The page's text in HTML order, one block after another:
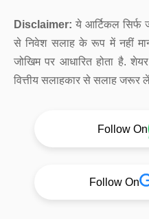
Disclaimer: ये आर्टिकल सिर्फ
से निवेश सलाह के रूप में नहीं
जोखिम पर आधारित होता है.
वित्तीय सलाहकार से सलाह जरूर
Follow On
Follow On